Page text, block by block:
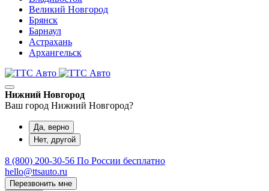
Великий Новгород
Брянск
Барнаул
Астрахань
Архангельск
Нижний Новгород
Ваш город Нижний Новгород?
Да, верно
Нет, другой
8 (800) 200-30-56 По России бесплатно
hello@ttsauto.ru
Перезвонить мне